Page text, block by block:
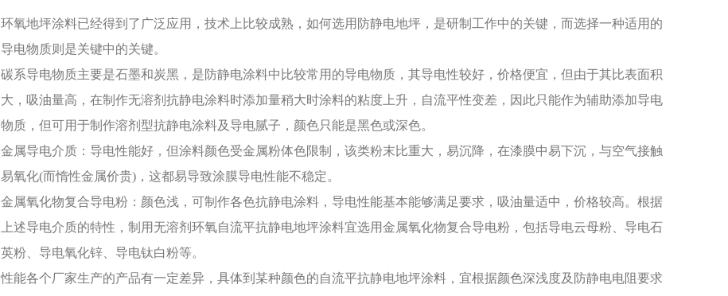
环氧地坪涂料已经得到了广泛应用，技术上比较成熟，如何选用防静电地坪，是研制工作中的关键，而选择一种适用的
导电物质则是关键中的关键。
碳系导电物质主要是石墨和炭黑，是防静电涂料中比较常用的导电物质，其导电性较好，价格便宜，但由于其比表面积
大，吸油量高，在制作无溶剂抗静电涂料时添加量稍大时涂料的粘度上升，自流平性变差，因此只能作为辅助添加导电
物质，但可用于制作溶剂型抗静电涂料及导电腻子，颜色只能是黑色或深色。
金属导电介质：导电性能好，但涂料颜色受金属粉体色限制，该类粉末比重大，易沉降，在漆膜中易下沉，与空气接触
易氧化(而惰性金属价贵)，这都易导致涂膜导电性能不稳定。
金属氧化物复合导电粉：颜色浅，可制作各色抗静电涂料，导电性能基本能够满足要求，吸油量适中，价格较高。根据
上述导电介质的特性，制用无溶剂环氧自流平抗静电地坪涂料宜选用金属氧化物复合导电粉，包括导电云母粉、导电石
英粉、导电氧化锌、导电钛白粉等。
性能各个厂家生产的产品有一定差异，具体到某种颜色的自流平抗静电地坪涂料，宜根据颜色深浅度及防静电电阻要求